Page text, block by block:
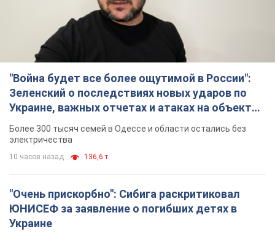
"Война будет все более ощутимой в России":
Зеленский о последствиях новых ударов по
Украине, важных отчетах и атаках на объекты
противника. Видео
Более 300 тысяч семей в Одессе и области остались без
электричества
10 часов назад 136,6 т.
"Очень прискорбно": Сибига раскритиковал
ЮНИСЕФ за заявление о погибших детях в
Украине